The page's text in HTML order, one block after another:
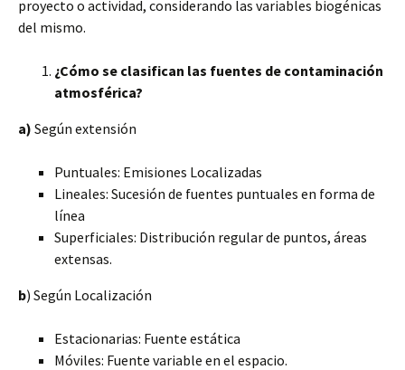
proyecto o actividad, considerando las variables biogénicas
del mismo.
¿Cómo se clasifican las fuentes de contaminación
atmosférica?
a) Según extensión
Puntuales: Emisiones Localizadas
Lineales: Sucesión de fuentes puntuales en forma de
línea
Superficiales: Distribución regular de puntos, áreas
extensas.
b) Según Localización
Estacionarias: Fuente estática
Móviles: Fuente variable en el espacio.